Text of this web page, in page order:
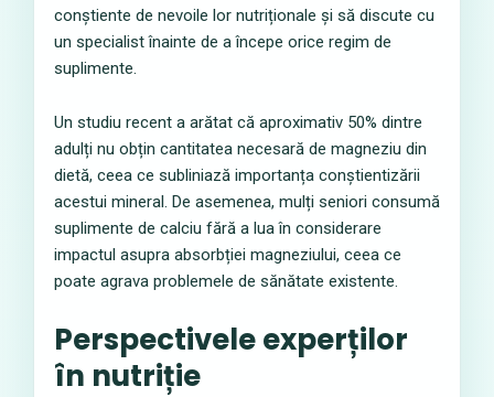
conștiente de nevoile lor nutriționale și să discute cu
un specialist înainte de a începe orice regim de
suplimente.
Un studiu recent a arătat că aproximativ 50% dintre
adulți nu obțin cantitatea necesară de magneziu din
dietă, ceea ce subliniază importanța conștientizării
acestui mineral. De asemenea, mulți seniori consumă
suplimente de calciu fără a lua în considerare
impactul asupra absorbției magneziului, ceea ce
poate agrava problemele de sănătate existente.
Perspectivele experților
în nutriție